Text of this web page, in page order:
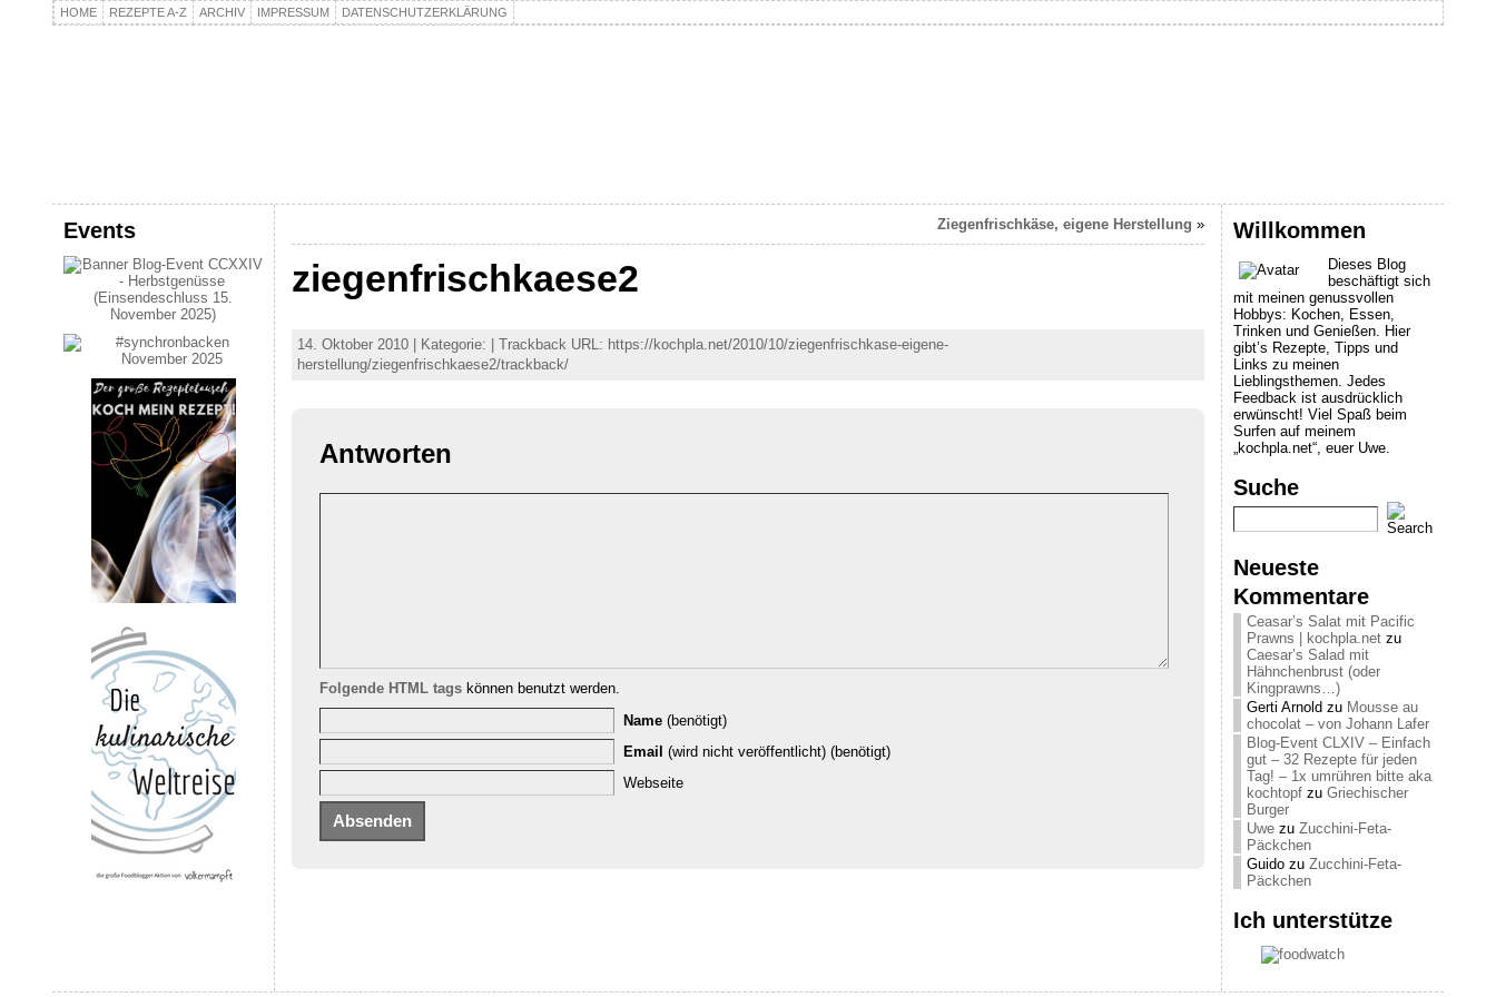
HOME REZEPTE A-Z ARCHIV IMPRESSUM DATENSCHUTZERKLÄRUNG
Events Ziegenfrischkäse, eigene Herstellung »
ziegenfrischkaese2
14. Oktober 2010 | Kategorie: | Trackback URL: https://kochpla.net/2010/10/ziegenfrischkase-eigene-
herstellung/ziegenfrischkaese2/trackback/
Antworten
Folgende HTML tags können benutzt werden.
Name (benötigt)
Email (wird nicht veröffentlicht) (benötigt)
Webseite
Willkommen
Dieses Blog
beschäftigt sich
mit meinen genussvollen
Hobbys: Kochen, Essen,
Trinken und Genießen. Hier
gibt’s Rezepte, Tipps und
Links zu meinen
Lieblingsthemen. Jedes
Feedback ist ausdrücklich
erwünscht! Viel Spaß beim
Surfen auf meinem
„kochpla.net“, euer Uwe.
Suche
Neueste
Kommentare
Ceasar’s Salat mit Pacific
Prawns | kochpla.net zu
Caesar’s Salad mit
Hähnchenbrust (oder
Kingprawns…)
Gerti Arnold zu Mousse au
chocolat – von Johann Lafer
Blog-Event CLXIV – Einfach
gut – 32 Rezepte für jeden
Tag! – 1x umrühren bitte aka
kochtopf zu Griechischer
Burger
Uwe zu Zucchini-Feta-
Päckchen
Guido zu Zucchini-Feta-
Päckchen
Ich unterstütze